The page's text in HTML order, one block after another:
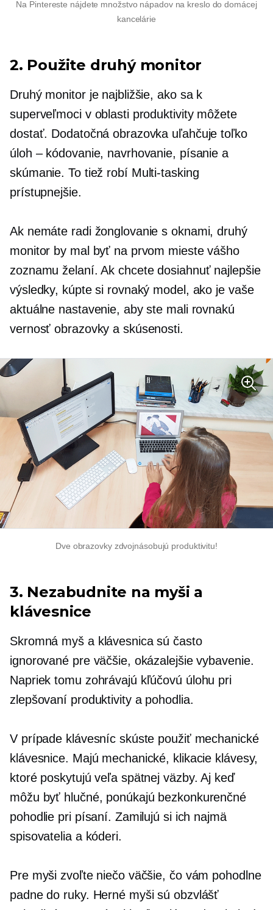
Na Pintereste nájdete množstvo nápadov na kreslo do domácej
kancelárie
2. Použite druhý monitor
Druhý monitor je najbližšie, ako sa k
superveľmoci v oblasti produktivity môžete
dostať. Dodatočná obrazovka uľahčuje toľko
úloh – kódovanie, navrhovanie, písanie a
skúmanie. To tiež robí Multi-tasking
prístupnejšie.
Ak nemáte radi žonglovanie s oknami, druhý
monitor by mal byť na prvom mieste vášho
zoznamu želaní. Ak chcete dosiahnuť najlepšie
výsledky, kúpte si rovnaký model, ako je vaše
aktuálne nastavenie, aby ste mali rovnakú
vernosť obrazovky a skúsenosti.
Dve obrazovky zdvojnásobujú produktivitu!
3. Nezabudnite na myši a
klávesnice
Skromná myš a klávesnica sú často
ignorované pre väčšie, okázalejšie vybavenie.
Napriek tomu zohrávajú kľúčovú úlohu pri
zlepšovaní produktivity a pohodlia.
V prípade klávesníc skúste použiť mechanické
klávesnice. Majú mechanické, klikacie klávesy,
ktoré poskytujú veľa spätnej väzby. Aj keď
môžu byť hlučné, ponúkajú bezkonkurenčné
pohodlie pri písaní. Zamilujú si ich najmä
spisovatelia a kóderi.
Pre myši zvoľte niečo väčšie, čo vám pohodlne
padne do ruky. Herné myši sú obzvlášť